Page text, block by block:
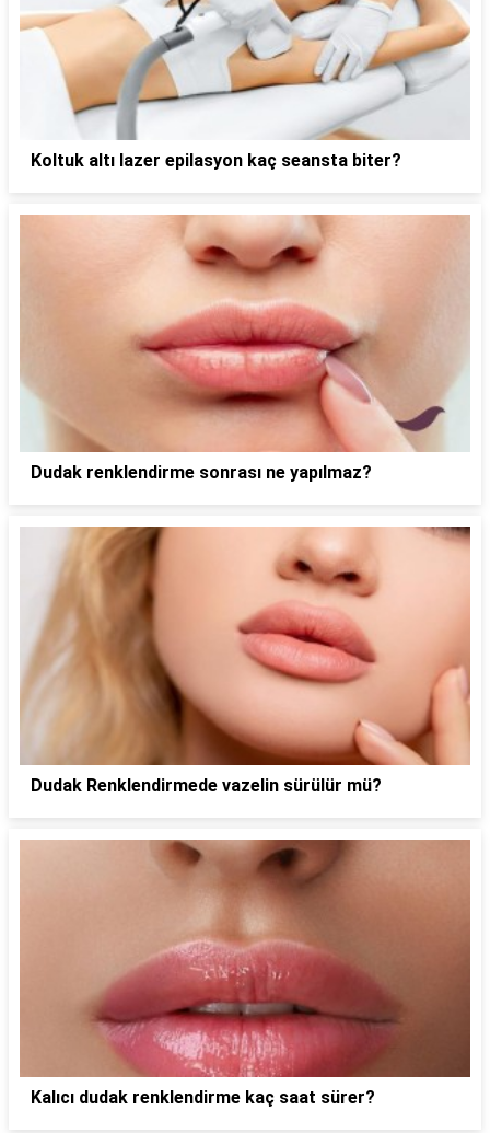
Koltuk altı lazer epilasyon kaç seansta biter?
Dudak renklendirme sonrası ne yapılmaz?
Dudak Renklendirmede vazelin sürülür mü?
Kalıcı dudak renklendirme kaç saat sürer?